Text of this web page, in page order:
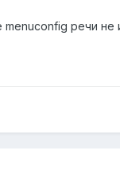
menuconfig речи не